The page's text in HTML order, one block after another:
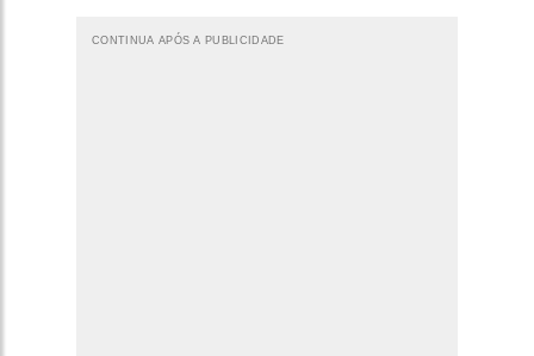
CONTINUA APÓS A PUBLICIDADE